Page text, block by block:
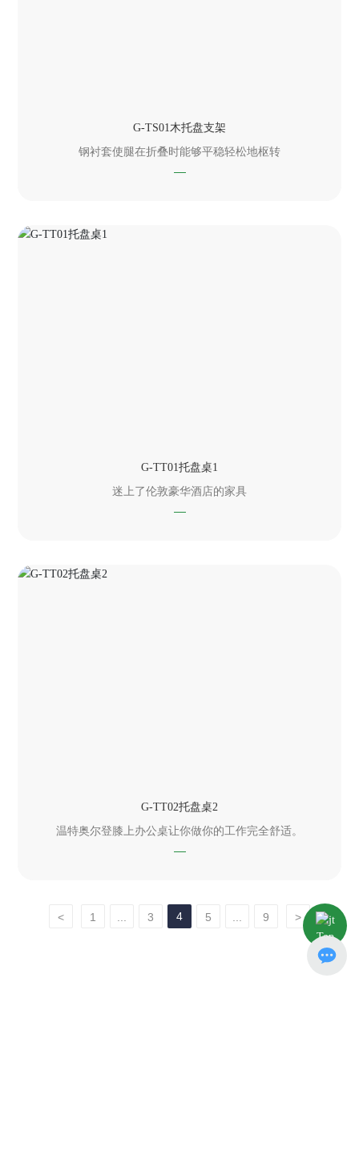
G-TS01木托盘支架
钢衬套使腿在折叠时能够平稳轻松地枢转
G-TT01托盘桌1
迷上了伦敦豪华酒店的家具
G-TT02托盘桌2
温特奥尔登膝上办公桌让你做你的工作完全舒适。
< 1 ... 3 4 5 ... 9 >
Top